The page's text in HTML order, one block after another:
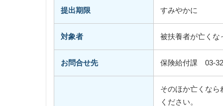
提出期限 すみやかに
対象者 被扶養者が亡くな
お問合せ先 保険給付課 03-
そのほか亡くなら
ください。